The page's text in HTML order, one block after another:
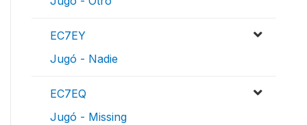
EC7EY
Jugó - Nadie
EC7EQ
Jugó - Missing